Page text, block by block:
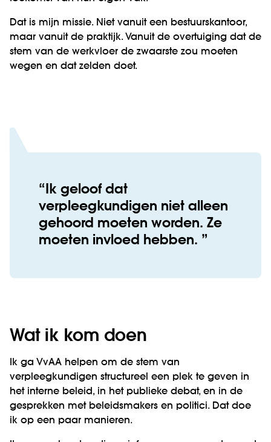
Dat is mijn missie. Niet vanuit een bestuurskantoor,
maar vanuit de praktijk. Vanuit de overtuiging dat de
stem van de werkvloer de zwaarste zou moeten
wegen en dat zelden doet.
Ik geloof dat
verpleegkundigen niet alleen
gehoord moeten worden. Ze
moeten invloed hebben.
Wat ik kom doen
Ik ga VvAA helpen om de stem van
verpleegkundigen structureel een plek te geven in
het interne beleid, in het publieke debat, en in de
gesprekken met beleidsmakers en politici. Dat doe
ik op een paar manieren.